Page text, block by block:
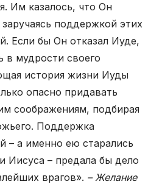
Им казалось, что Он
поддержкой этих
Если бы Он отказал Иуде,
в мудрости своего
история жизни Иуды
опасно придавать
соображениям, подбирая
Поддержка
– а именно ею старались
Иисуса – предала бы дело
врагов». – Желание